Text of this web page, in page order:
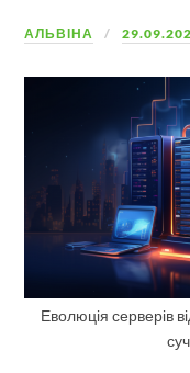
АЛЬВІНА
Еволюція серверів